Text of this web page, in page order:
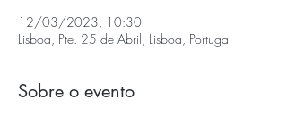
12/03/2023, 10:30
Lisboa, Pte. 25 de Abril, Lisboa, Portugal
Sobre o evento